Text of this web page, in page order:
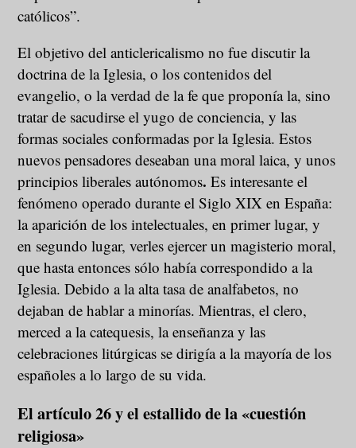
católicos”.
El objetivo del anticlericalismo no fue discutir la
doctrina de la Iglesia, o los contenidos del
evangelio, o la verdad de la fe que proponía la, sino
tratar de sacudirse el yugo de conciencia, y las
formas sociales conformadas por la Iglesia. Estos
nuevos pensadores deseaban una moral laica, y unos
principios liberales autónomos.Es interesante el
fenómeno operado durante el Siglo XIX en España:
la aparición de los intelectuales, en primer lugar, y
en segundo lugar, verles ejercer un magisterio moral,
que hasta entonces sólo había correspondido a la
Iglesia. Debido a la alta tasa de analfabetos, no
dejaban de hablar a minorías. Mientras, el clero,
merced a la catequesis, la enseñanza y las
celebraciones litúrgicas se dirigía a la mayoría de los
españoles a lo largo de su vida.
El artículo 26 y el estallido de la «cuestión
religiosa»